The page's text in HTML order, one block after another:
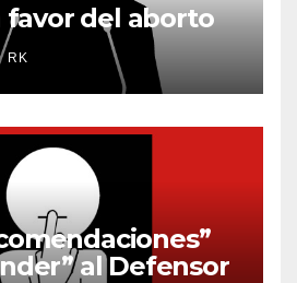
favor del aborto
RK
al Defensor